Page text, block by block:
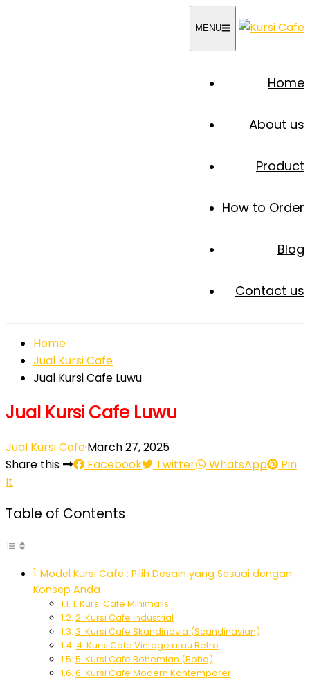
MENU
Home
About us
Product
How to Order
Blog
Contact us
Home
Jual Kursi Cafe
Jual Kursi Cafe Luwu
Jual Kursi Cafe Luwu
Jual Kursi Cafe·March 27, 2025
Share this
Facebook Twitter WhatsApp
Pin
It
Table of Contents
Model Kursi Cafe : Pilih Desain yang Sesuai dengan
Konsep Anda
1. Kursi Cafe Minimalis
2. Kursi Cafe Industrial
3. Kursi Cafe Skandinavia (Scandinavian)
4. Kursi Cafe Vintage atau Retro
5. Kursi Cafe Bohemian (Boho)
6. Kursi Cafe Modern Kontemporer